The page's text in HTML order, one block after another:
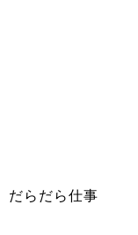
らだら仕事